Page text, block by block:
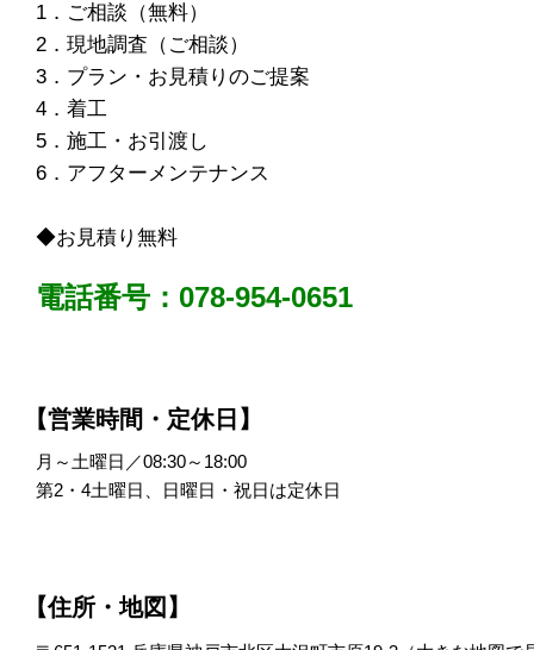
1．ご相談（無料）
2．現地調査（ご相談）
3．プラン・お見積りのご提案
4．着工
5．施工・お引渡し
6．アフターメンテナンス
◆お見積り無料
電話番号：078-954-0651
【営業時間・定休日】
月～土曜日／08:30～18:00
第2・4土曜日、日曜日・祝日は定休日
【住所・地図】